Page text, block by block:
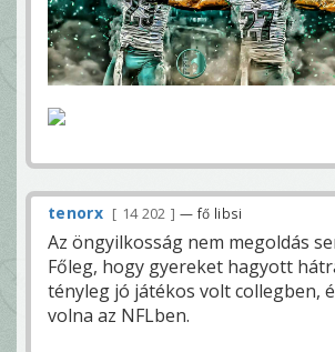
tenorx 14 202 — fő libsi
Az öngyilkosság nem megoldás
Főleg, hogy gyereket hagyott
tényleg jó játékos volt collegben,
volna az NFLben.